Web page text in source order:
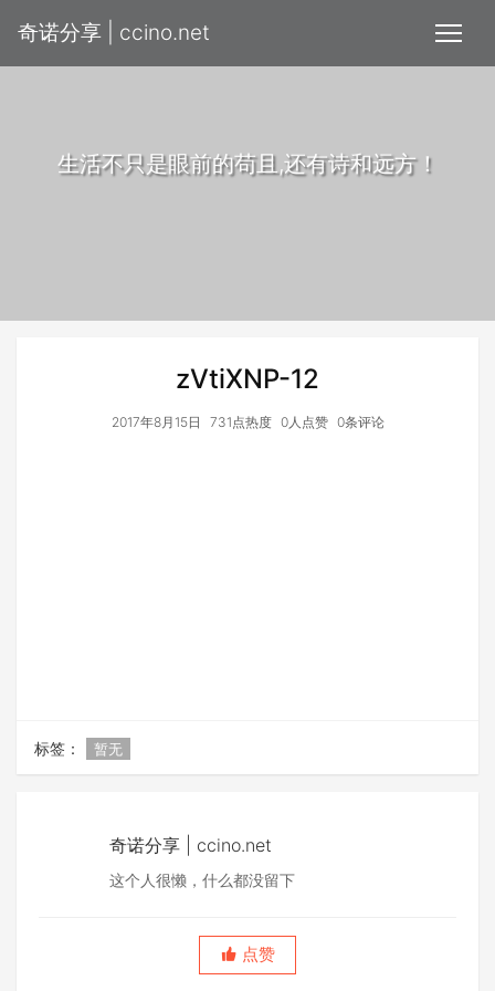
奇诺分享 | ccino.net
生活不只是眼前的苟且,还有诗和远方！
zVtiXNP-12
2017年8月15日 731点热度 0人点赞 0条评论
标签： 暂无
奇诺分享 | ccino.net
这个人很懒，什么都没留下
点赞